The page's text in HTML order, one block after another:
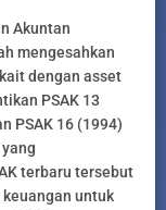
Akuntan
mengesahkan
dengan asset
PSAK 13
PSAK 16 (1994)
terbaru tersebut
untuk